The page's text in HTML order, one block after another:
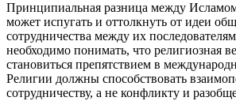
Принципиальная разница между
может испугать и оттолкнуть от идеи
сотрудничества между их
необходимо понимать, что религиозная
становиться препятствием в
Религии должны способствовать
сотрудничеству, а не конфликту и